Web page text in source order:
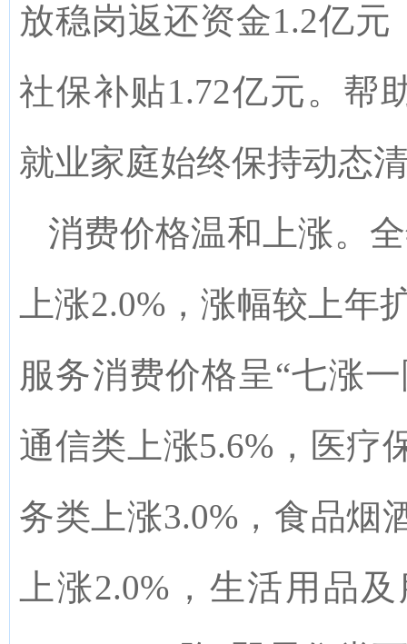
放稳岗返还资金1.2亿元
社保补贴1.72亿元。帮
就业家庭始终保持动态
消费价格温和上涨。
上涨2.0% ，涨幅较上年
服务消费价格呈“七涨
通信类上涨5.6% ，医疗
务类上涨3.0% ，食品烟
上涨2.0% ，生活用品